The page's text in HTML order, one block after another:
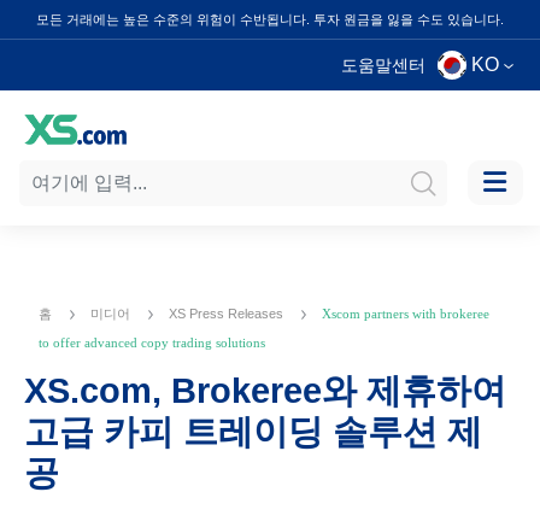
모든 거래에는 높은 수준의 위험이 수반됩니다. 투자 원금을 잃을 수도 있습니다.
도움말센터 KO
홈 미디어 XS Press Releases
Xscom partners with brokeree
to offer advanced copy trading solutions
XS.com, Brokeree와 제휴하여
고급 카피 트레이딩 솔루션 제
공